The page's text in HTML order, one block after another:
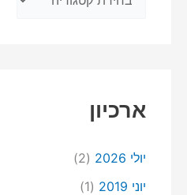
ארכיון
יולי 2026
(2)
יוני 2019
(1)